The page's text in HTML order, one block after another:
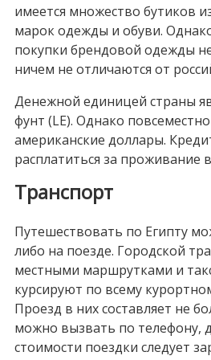
имеется множество бутиков
марок одежды и обуви.
покупки брендовой одежды
ничем не отличаются от
Денежной единицей страны
фунт (LE). Однако
американские доллары.
расплатиться за проживание
Транспорт
Путешествовать по Египту
либо на поезде. Городской
местными маршрутками и
курсируют по всему
Проезд в них составляет не
можно вызвать по телефону,
стоимости поездки следует